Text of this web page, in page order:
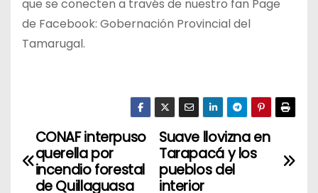
que se conecten a través de nuestro fan Page
de Facebook: Gobernación Provincial del
Tamarugal.
N
a
Suave llovizna en
Tarapacá y los
pueblos del
interior
CONAF interpuso
querella por
incendio forestal
de Quillaguasa